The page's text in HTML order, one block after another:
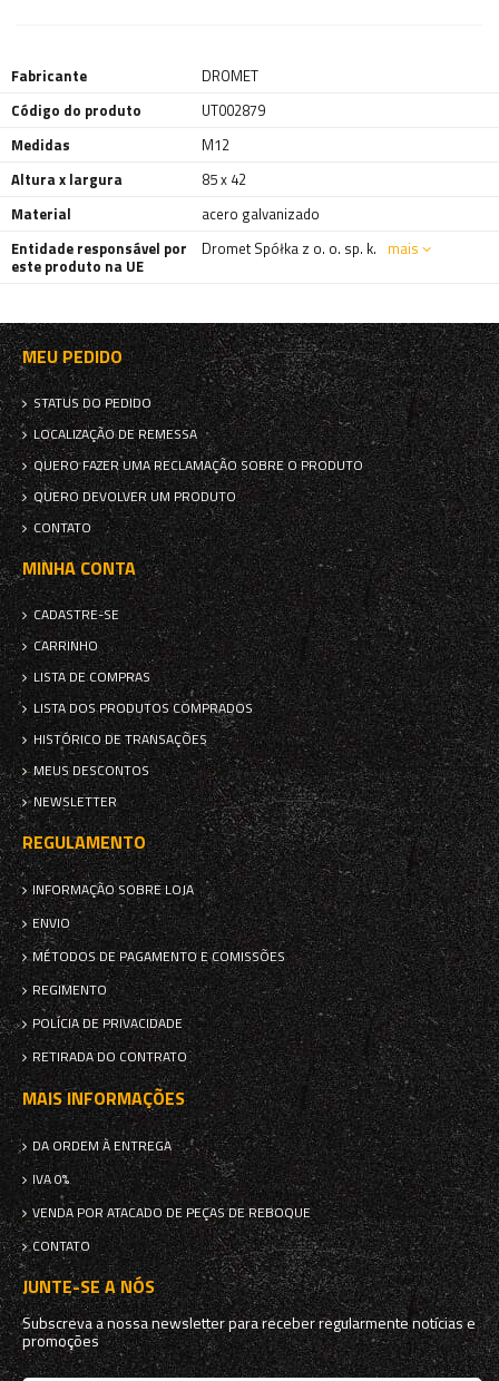
Fabricante
DROMET
Código do produto
UT002879
Medidas
M12
Altura x largura
85 x 42
Material
acero galvanizado
Entidade responsável por
este produto na UE
Dromet Spółka z o. o. sp. k. mais
MEU PEDIDO
STATUS DO PEDIDO
LOCALIZAÇÃO DE REMESSA
QUERO FAZER UMA RECLAMAÇÃO SOBRE O PRODUTO
QUERO DEVOLVER UM PRODUTO
CONTATO
MINHA CONTA
CADASTRE-SE
CARRINHO
LISTA DE COMPRAS
LISTA DOS PRODUTOS COMPRADOS
HISTÓRICO DE TRANSAÇÕES
MEUS DESCONTOS
NEWSLETTER
REGULAMENTO
INFORMAÇÃO SOBRE LOJA
ENVIO
MÉTODOS DE PAGAMENTO E COMISSÕES
REGIMENTO
POLÍCIA DE PRIVACIDADE
RETIRADA DO CONTRATO
MAIS INFORMAÇÕES
DA ORDEM À ENTREGA
IVA 0%
VENDA POR ATACADO DE PEÇAS DE REBOQUE
CONTATO
JUNTE-SE A NÓS
Subscreva a nossa newsletter para receber regularmente notícias e
promoções